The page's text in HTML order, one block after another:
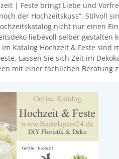
| Feste bringt Liebe und
der Hochzeitskuss“. Stilvoll
nicht nur einen
liebevoll selber gestalten
Katalog Hochzeit & Feste
Lassen Sie sich Zeit im
mit einer fachlichen Beratung